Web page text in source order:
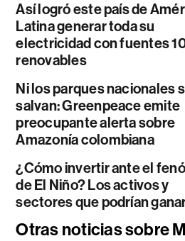
Así logró este país de
Latina generar toda su
electricidad con fuentes
renovables
Ni los parques nacionales
salvan: Greenpeace emite
preocupante alerta sobre
Amazonía colombiana
¿Cómo invertir ante el
de El Niño? Los activos y
sectores que podrían
Otras noticias sobre